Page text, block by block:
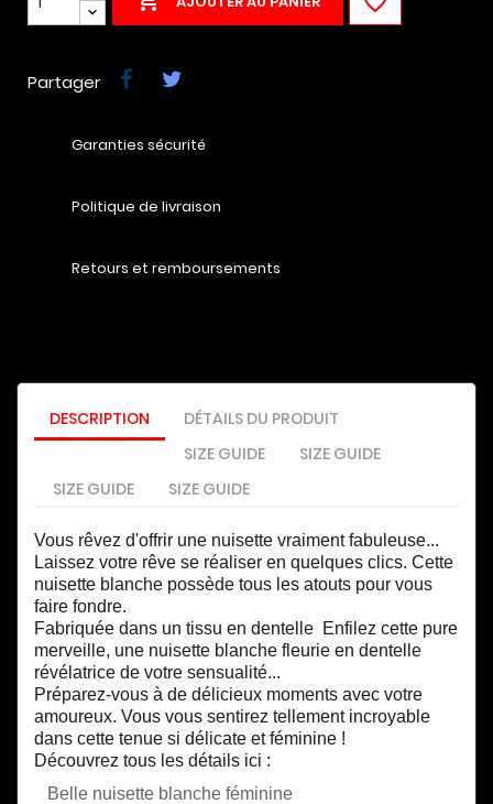
Partager
Garanties sécurité
Politique de livraison
Retours et remboursements
DESCRIPTION
DÉTAILS DU PRODUIT
SIZE GUIDE
SIZE GUIDE
SIZE GUIDE
SIZE GUIDE
Vous rêvez d'offrir une nuisette vraiment fabuleuse...
Laissez votre rêve se réaliser en quelques clics. Cette
nuisette blanche possède tous les atouts pour vous
faire fondre.
Fabriquée dans un tissu en dentelle Enfilez cette pure
merveille, une nuisette blanche fleurie en dentelle
révélatrice de votre sensualité...
Préparez-vous à de délicieux moments avec votre
amoureux. Vous vous sentirez tellement incroyable
dans cette tenue si délicate et féminine !
Découvrez tous les détails ici :
Belle nuisette blanche féminine